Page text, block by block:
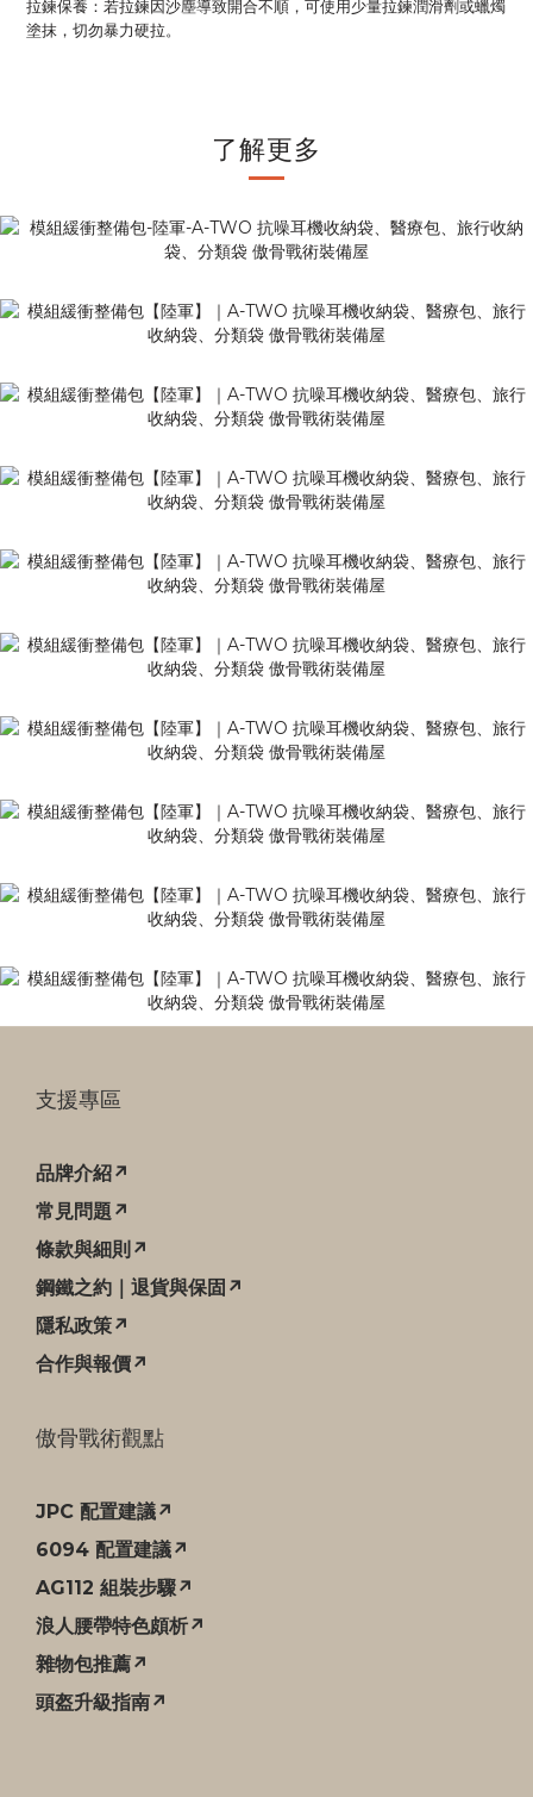
拉鍊保養：若拉鍊因沙塵導致開合不順，可使用少量拉鍊潤滑劑或蠟燭
塗抹，切勿暴力硬拉。
了解更多
支援專區
品牌介紹↗
常見問題↗
條款與細則↗
鋼鐵之約｜退貨與保固↗
隱私政策↗
合作與報價↗
傲骨戰術觀點
JPC 配置建議↗
6094 配置建議↗
AG112 組裝步驟↗
浪人腰帶特色頗析↗
雜物包推薦↗
頭盔升級指南↗